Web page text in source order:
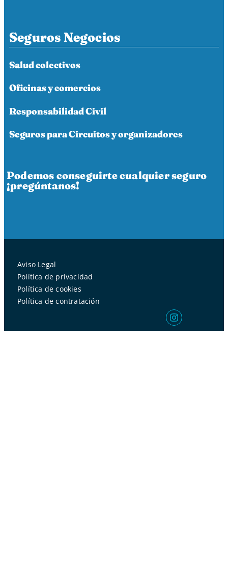
Seguros Negocios
Salud colectivos
Oficinas y comercios
Responsabilidad Civil
Seguros para Circuitos y organizadores
Podemos conseguirte cualquier seguro
¡pregúntanos!
Aviso Legal
Política de privacidad
Política de cookies
Política de contratación